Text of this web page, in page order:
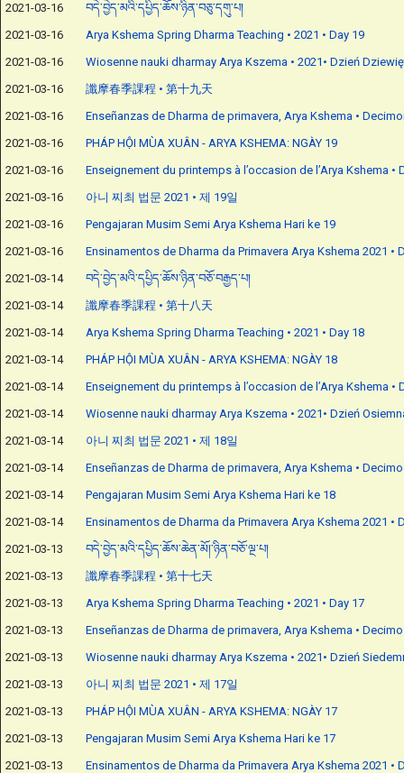
2021-03-16
བདེ་བྱེད་མའི་དཔྱིད་ཆོས་ཉིན་བཅུ་དགུ་པ།
2021-03-16
Arya Kshema Spring Dharma Teaching • 2021 • Day 19
2021-03-16
Wiosenne nauki dharmay Arya Kszema • 2021• Dzień
2021-03-16
讖摩春季課程 • 第十九天
2021-03-16
Enseñanzas de Dharma de primavera, Arya Kshema •
2021-03-16
PHÁP HỘI MÙA XUÂN - ARYA KSHEMA: NGÀY 19
2021-03-16
Enseignement du printemps à l’occasion de l’Arya Kshema •
2021-03-16
아니 찌최 법문 2021 • 제 19일
2021-03-16
Pengajaran Musim Semi Arya Kshema Hari ke 19
2021-03-16
Ensinamentos de Dharma da Primavera Arya Kshema 2021 •
2021-03-14
བདེ་བྱེད་མའི་དཔྱིད་ཆོས་ཉིན་བཅོ་བརྒྱད་པ།
2021-03-14
讖摩春季課程 • 第十八天
2021-03-14
Arya Kshema Spring Dharma Teaching • 2021 • Day 18
2021-03-14
PHÁP HỘI MÙA XUÂN - ARYA KSHEMA: NGÀY 18
2021-03-14
Enseignement du printemps à l’occasion de l’Arya Kshema •
2021-03-14
Wiosenne nauki dharmay Arya Kszema • 2021• Dzień
2021-03-14
아니 찌최 법문 2021 • 제 18일
2021-03-14
Enseñanzas de Dharma de primavera, Arya Kshema •
2021-03-14
Pengajaran Musim Semi Arya Kshema Hari ke 18
2021-03-14
Ensinamentos de Dharma da Primavera Arya Kshema 2021 •
2021-03-13
བདེ་བྱེད་མའི་དཔྱིད་ཆོས་ཆེན་མོ།་ཉིན་བཅོ་ལྔ་པ།
2021-03-13
讖摩春季課程 • 第十七天
2021-03-13
Arya Kshema Spring Dharma Teaching • 2021 • Day 17
2021-03-13
Enseñanzas de Dharma de primavera, Arya Kshema •
2021-03-13
Wiosenne nauki dharmay Arya Kszema • 2021• Dzień
2021-03-13
아니 찌최 법문 2021 • 제 17일
2021-03-13
PHÁP HỘI MÙA XUÂN - ARYA KSHEMA: NGÀY 17
2021-03-13
Pengajaran Musim Semi Arya Kshema Hari ke 17
2021-03-13
Ensinamentos de Dharma da Primavera Arya Kshema 2021 •